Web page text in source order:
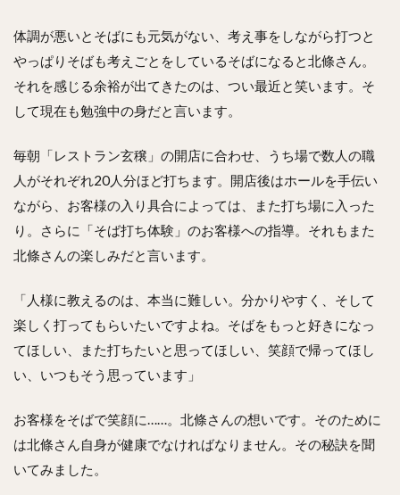
体調が悪いとそばにも元気がない、考え事をしながら打つと
やっぱりそばも考えごとをしているそばになると北條さん。
それを感じる余裕が出てきたのは、つい最近と笑います。そ
して現在も勉強中の身だと言います。
毎朝「レストラン玄穣」の開店に合わせ、うち場で数人の職
人がそれぞれ20人分ほど打ちます。開店後はホールを手伝い
ながら、お客様の入り具合によっては、また打ち場に入った
り。さらに「そば打ち体験」のお客様への指導。それもまた
北條さんの楽しみだと言います。
「人様に教えるのは、本当に難しい。分かりやすく、そして
楽しく打ってもらいたいですよね。そばをもっと好きになっ
てほしい、また打ちたいと思ってほしい、笑顔で帰ってほし
い、いつもそう思っています」
お客様をそばで笑顔に……。北條さんの想いです。そのために
は北條さん自身が健康でなければなりません。その秘訣を聞
いてみました。